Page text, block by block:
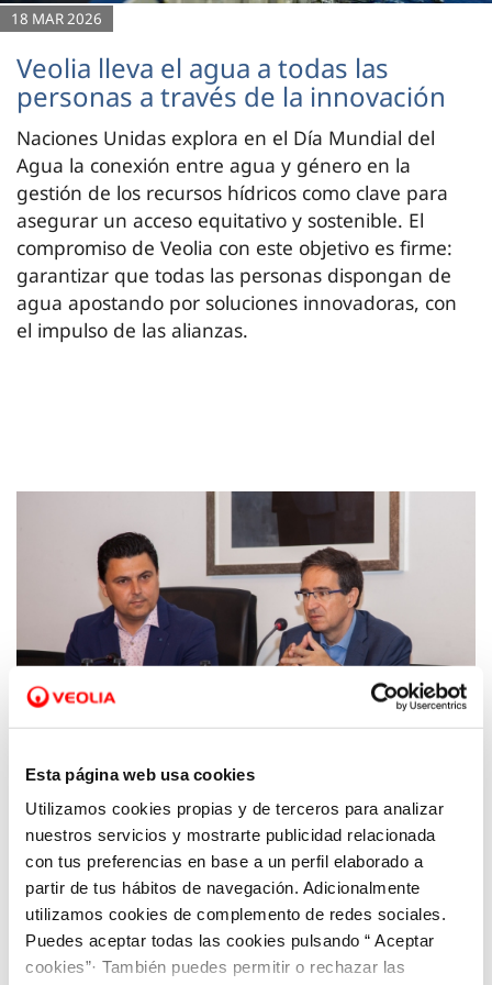
Esta página web usa cookies
Utilizamos cookies propias y de terceros para analizar
nuestros servicios y mostrarte publicidad relacionada
con tus preferencias en base a un perfil elaborado a
partir de tus hábitos de navegación. Adicionalmente
utilizamos cookies de complemento de redes sociales.
Puedes aceptar todas las cookies pulsando “ Aceptar
cookies”· También puedes permitir o rechazar las
18 MAR 2026
Veolia lleva el agua a todas las
personas a través de la innovación
Naciones Unidas explora en el Día Mundial del
Agua la conexión entre agua y género en la
gestión de los recursos hídricos como clave para
asegurar un acceso equitativo y sostenible. El
compromiso de Veolia con este objetivo es firme:
garantizar que todas las personas dispongan de
agua apostando por soluciones innovadoras, con
el impulso de las alianzas.
06 JUN 2018
Hidrogea conciencia a los usuarios sobre el
valor del agua con la campaña para
promover su consumo responsable